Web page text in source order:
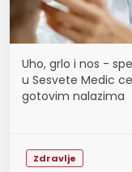
Uho, grlo i nos -
u Sesvete Medic
gotovim nalazima
Zdravlje